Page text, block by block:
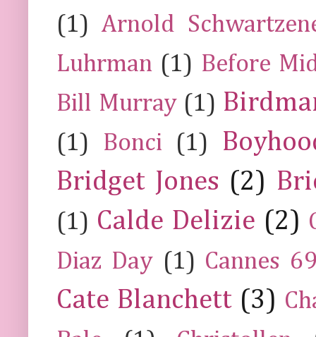
(1) Arnold
Luhrman (1) Before
Bill Murray (1)
(1) Bonci (1)
Bridget Jones (2)
(1) Calde Delizie (2)
Diaz Day (1) Cannes
Cate Blanchett (3)